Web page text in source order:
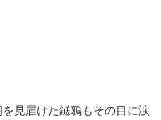
見届けた鎹鴉もその目に涙